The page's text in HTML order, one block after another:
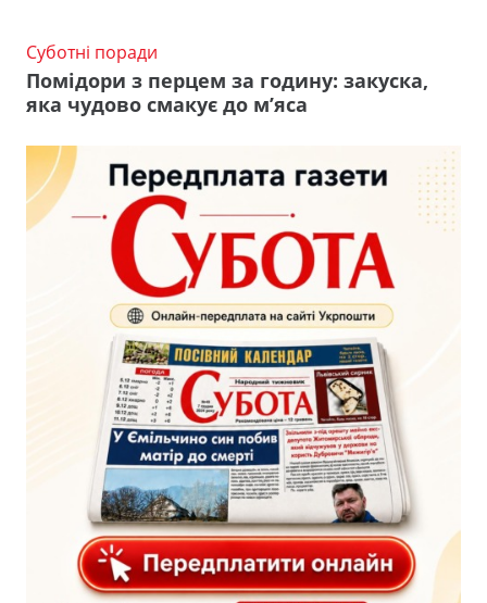
Суботні поради
Помідори з перцем за годину: закуска,
яка чудово смакує до м’яса